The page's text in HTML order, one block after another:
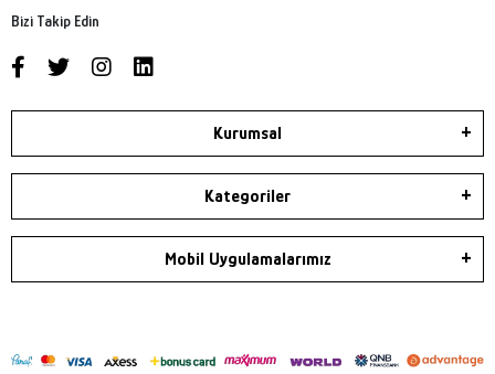
Bizi Takip Edin
Kurumsal
Kategoriler
Mobil Uygulamalarımız